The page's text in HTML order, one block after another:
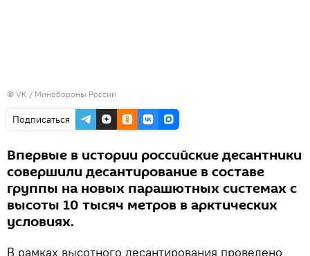
© VK / Минобороны России
Подписаться
Впервые в истории российские десантники
совершили десантирование в составе
группы на новых парашютных системах с
высоты 10 тысяч метров в арктических
условиях.
В рамках высотного десантирования проведено